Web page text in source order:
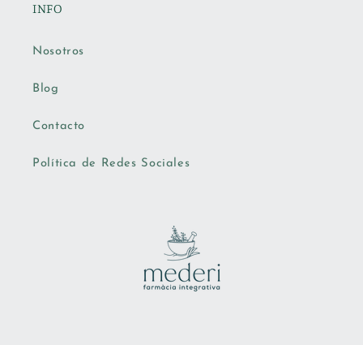
INFO
Nosotros
Blog
Contacto
Política de Redes Sociales